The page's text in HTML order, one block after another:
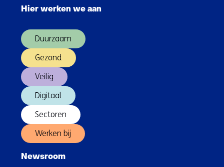
geavanceerde
Hier werken we aan
Duurzaam
Gezond
Veilig
Digitaal
Sectoren
Werken bij
Newsroom